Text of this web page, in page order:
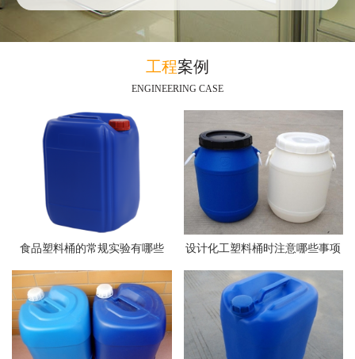
工程案例
ENGINEERING CASE
食品塑料桶的常规实验有哪些 设计化工塑料桶时注意哪些事项